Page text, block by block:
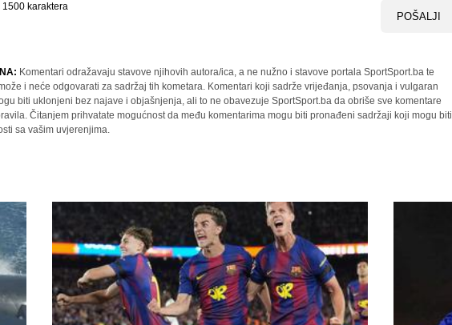
1500 karaktera
POŠALJI
Komentari odražavaju stavove njihovih autora/ica, a ne nužno i stavove portala SportSport.ba te
i neće odgovarati za sadržaj tih kometara. Komentari koji sadrže vrijeđanja, psovanja i vulgaran
biti uklonjeni bez najave i objašnjenja, ali to ne obavezuje SportSport.ba da obriše sve komentare
Čitanjem prihvatate mogućnost da među komentarima mogu biti pronađeni sadržaji koji mogu biti
sa vašim uvjerenjima.